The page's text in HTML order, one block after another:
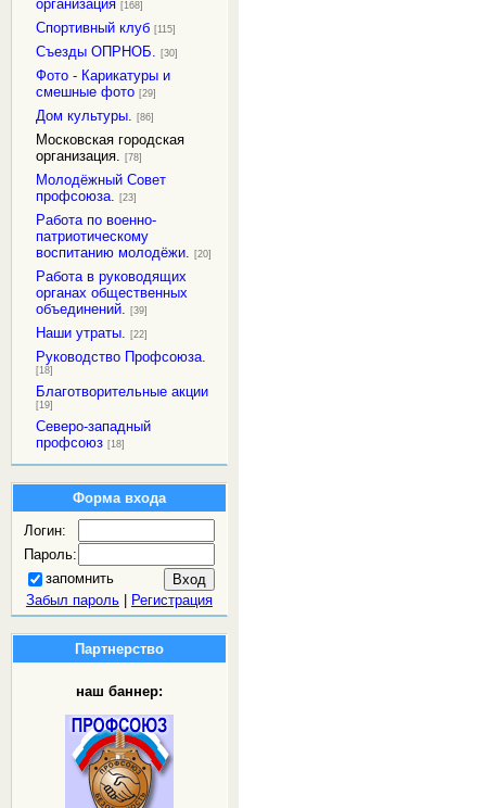
организация [168]
Спортивный клуб [115]
Съезды ОПРНОБ. [30]
Фото - Карикатуры и
смешные фото [29]
Дом культуры. [86]
Московская городская
организация. [78]
Молодёжный Совет
профсоюза. [23]
Работа по военно-
патриотическому
воспитанию молодёжи. [20]
Работа в руководящих
органах общественных
объединений. [39]
Наши утраты. [22]
Руководство Профсоюза.
[18]
Благотворительные акции
[19]
Северо-западный
профсоюз [18]
Форма входа
Логин:
Пароль:
запомнить
Забыл пароль| Регистрация
Партнерство
наш баннер: